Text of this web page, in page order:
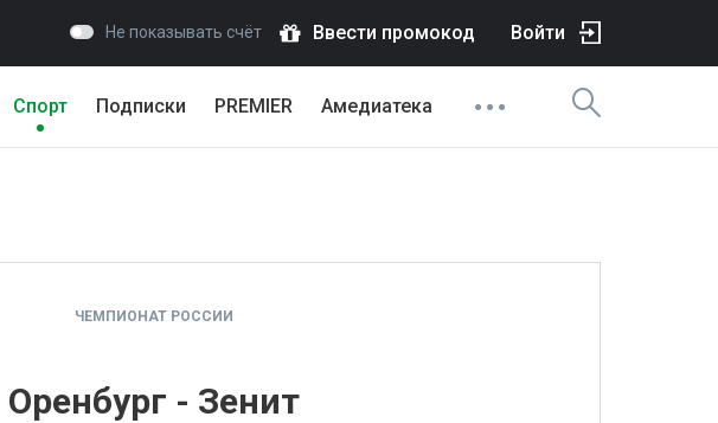
Не показывать счёт Ввести промокод Войти
Спорт Подписки PREMIER Амедиатека
ЧЕМПИОНАТ РОССИИ
Оренбург - Зенит